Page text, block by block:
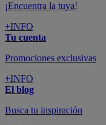
¡Encuentra la tuya!
+INFO
Tu cuenta
Promociones exclusivas
+INFO
El blog
Busca tu inspiración